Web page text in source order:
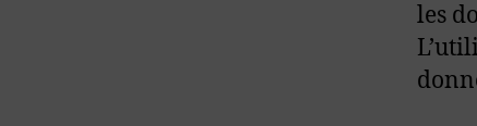
les